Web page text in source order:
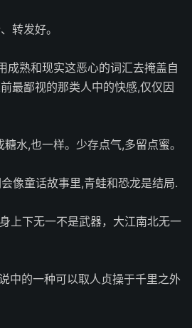
转发好。
成熟和现实这恶心的词汇去掩盖自
最鄙视的那类人中的快感,仅仅因
水,也一样。少存点气,多留点蜜。
像童话故事里,青蛙和恐龙是结局.
上下无一不是武器，大江南北无一
中的一种可以取人贞操于千里之外